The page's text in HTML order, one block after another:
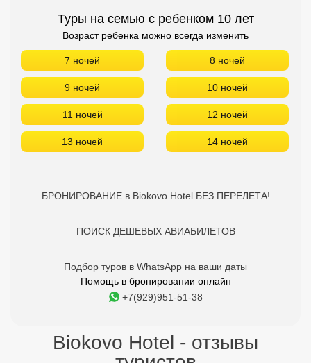
Туры на семью с ребенком 10 лет
Возраст ребенка можно всегда изменить
7 ночей 8 ночей
9 ночей 10 ночей
11 ночей 12 ночей
13 ночей 14 ночей
БРОНИРОВАНИЕ в Biokovo Hotel БЕЗ ПЕРЕЛЕТА!
ПОИСК ДЕШЕВЫХ АВИАБИЛЕТОВ
Подбор туров в WhatsApp на ваши даты
Помощь в бронировании онлайн
+7(929)951-51-38
Biokovo Hotel - отзывы